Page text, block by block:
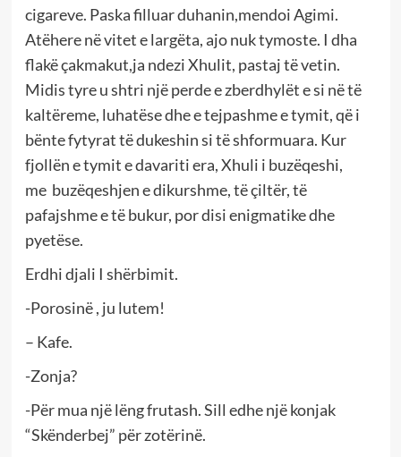
cigareve. Paska filluar duhanin,mendoi Agimi.
Atëhere në vitet e largëta, ajo nuk tymoste. I dha
flakë çakmakut,ja ndezi Xhulit, pastaj të vetin.
Midis tyre u shtri një perde e zberdhylët e si në të
kaltëreme, luhatëse dhe e tejpashme e tymit, që i
bënte fytyrat të dukeshin si të shformuara. Kur
fjollën e tymit e davariti era, Xhuli i buzëqeshi,
me buzëqeshjen e dikurshme, të çiltër, të
pafajshme e të bukur, por disi enigmatike dhe
pyetëse.
Erdhi djali I shërbimit.
-Porosinë , ju lutem!
– Kafe.
-Zonja?
-Për mua një lëng frutash. Sill edhe një konjak
“Skënderbej” për zotërinë.